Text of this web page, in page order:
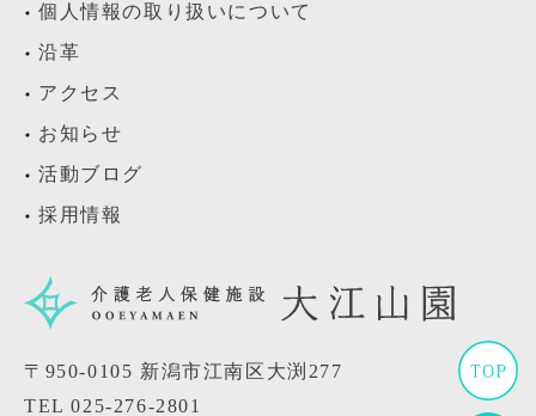
個人情報の取り扱いについて
沿革
アクセス
お知らせ
活動ブログ
採用情報
〒950-0105 新潟市江南区大渕277
TEL025-276-2801